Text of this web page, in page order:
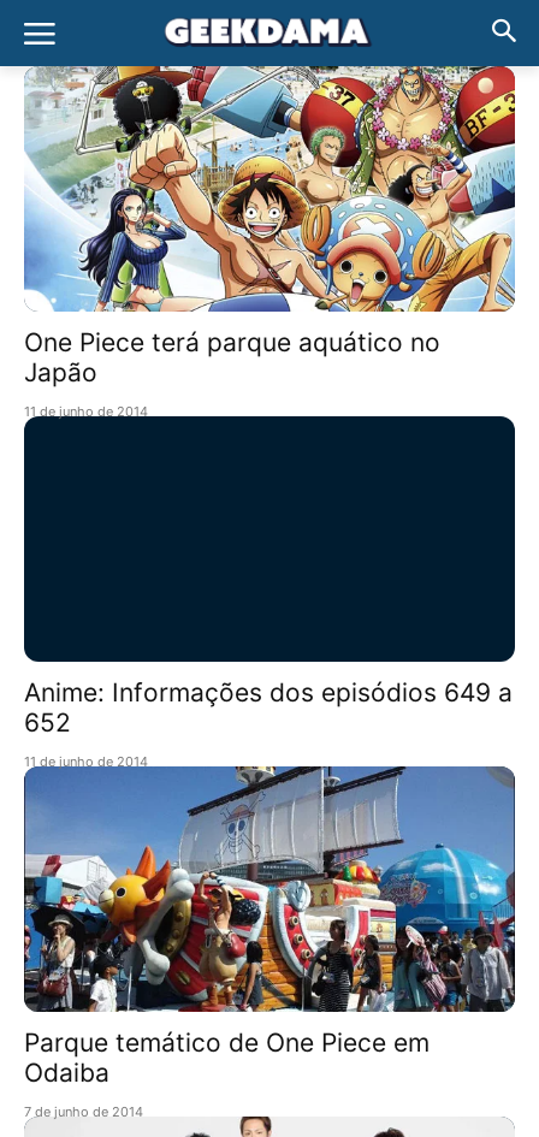
One Piece terá parque aquático no
Japão
11 de junho de 2014
Anime: Informações dos episódios 649 a
652
11 de junho de 2014
Parque temático de One Piece em
Odaiba
7 de junho de 2014